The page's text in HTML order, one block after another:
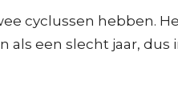
cyclussen hebben.
een slecht jaar, dus